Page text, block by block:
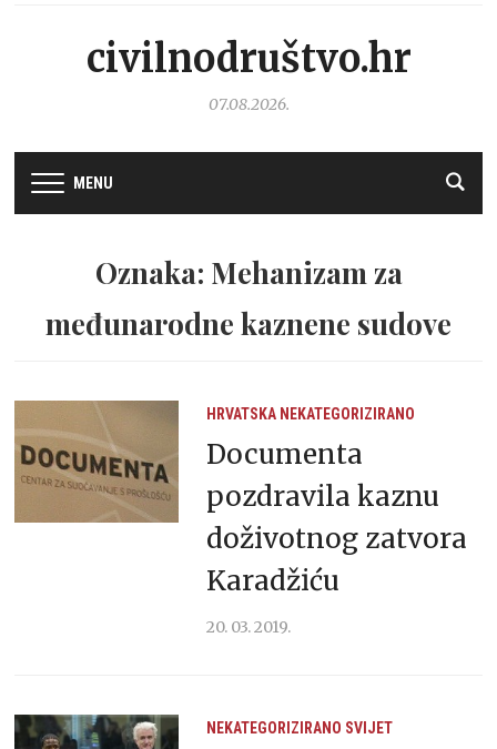
civilnodruštvo.hr
07.08.2026.
MENU
Oznaka: Mehanizam za
međunarodne kaznene sudove
HRVATSKA NEKATEGORIZIRANO
Documenta
pozdravila kaznu
doživotnog zatvora
Karadžiću
20. 03. 2019.
NEKATEGORIZIRANO SVIJET